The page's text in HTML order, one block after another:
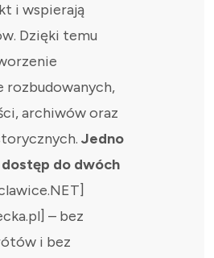
i wspierają
Dzięki temu
rozbudowanych,
archiwów oraz
Jedno
do dwóch
– bez
i bez